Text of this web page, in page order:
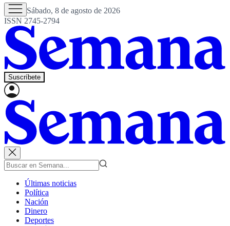
Sábado, 8 de agosto de 2026
ISSN 2745-2794
Suscríbete
Últimas noticias
Política
Nación
Dinero
Deportes